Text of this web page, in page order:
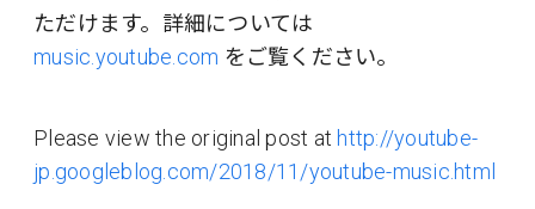
ただけます。詳細については
music.youtube.com をご覧ください。
Please view the original post athttp://youtube-
jp.googleblog.com/2018/11/youtube-music.html